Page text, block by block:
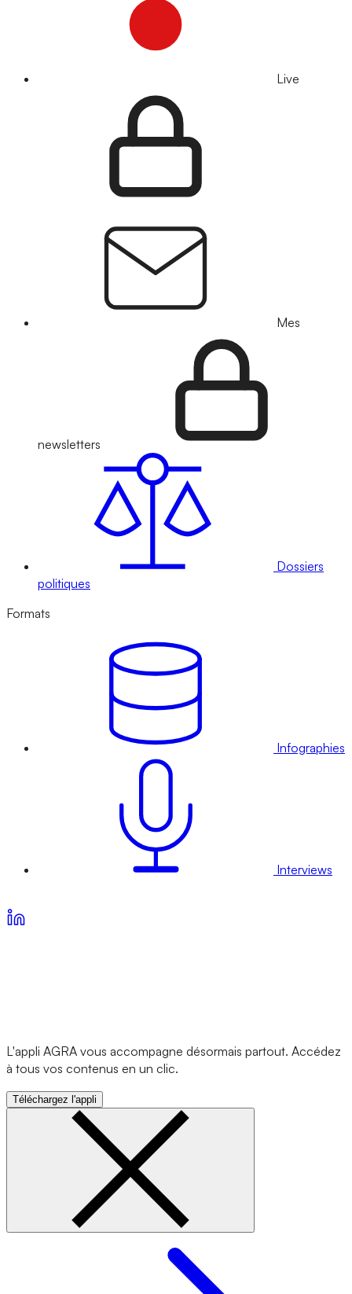
Live
Mes
newsletters
Dossiers
politiques
Formats
Infographies
Interviews
L'appli AGRA vous accompagne désormais partout. Accédez
à tous vos contenus en un clic.
Téléchargez l'appli